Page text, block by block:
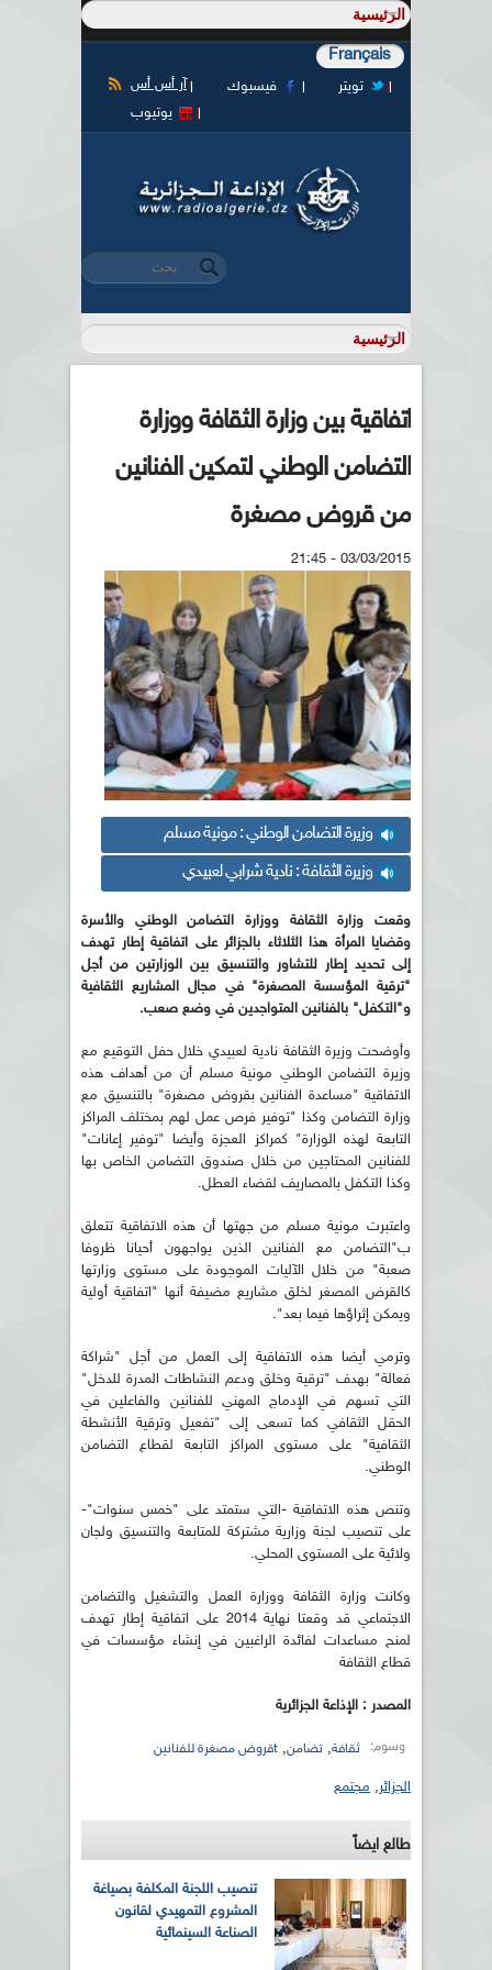
Français
آر أس أس فيسبوك
تويتر
يوتيوب
استمارة البحث
‏بحث ‏
اتفاقية بين وزارة الثقافة ووزارة
التضامن الوطني لتمكين الفنانين
من قروض مصغرة
03/03/2015 - 21:45
وزيرة التضامن الوطني : مونية مسلم
وزيرة الثقافة : نادية شرابي لعبيدي
وقعت وزارة الثقافة ووزارة التضامن الوطني والأسرة
وقضايا المرأة هذا الثلاثاء بالجزائر على اتفاقية إطار تهدف
إلى تحديد إطار للتشاور والتنسيق بين الوزارتين من أجل
"ترقية المؤسسة المصغرة" في مجال المشاريع الثقافية
و"التكفل" بالفنانين المتواجدين في وضع صعب.
وأوضحت وزيرة الثقافة نادية لعبيدي خلال حفل التوقيع مع
وزيرة التضامن الوطني مونية مسلم أن من أهداف هذه
الاتفاقية "مساعدة الفنانين بقروض مصغرة" بالتنسيق مع
وزارة التضامن وكذا "توفير فرص عمل لهم بمختلف المراكز
التابعة لهذه الوزارة" كمراكز العجزة وأيضا "توفير إعانات"
للفنانين المحتاجين من خلال صندوق التضامن الخاص بها
وكذا التكفل بالمصاريف لقضاء العطل.
واعتبرت مونية مسلم من جهتها أن هذه الاتفاقية تتعلق
ب"التضامن مع الفنانين الذين يواجهون أحيانا ظروفا
صعبة" من خلال الآليات الموجودة على مستوى وزارتها
كالقرض المصغر لخلق مشاريع مضيفة أنها "اتفاقية أولية
ويمكن إثراؤها فيما بعد".
وترمي أيضا هذه الاتفاقية إلى العمل من أجل "شراكة
فعالة" بهدف "ترقية وخلق ودعم النشاطات المدرة للدخل"
التي تسهم في الإدماج المهني للفنانين والفاعلين في
الحقل الثقافي كما تسعى إلى "تفعيل وترقية الأنشطة
الثقافية" على مستوى المراكز التابعة لقطاع التضامن
الوطني.
وتنص هذه الاتفاقية -التي ستمتد على "خمس سنوات"-
على تنصيب لجنة وزارية مشتركة للمتابعة والتنسيق ولجان
ولائية على المستوى المحلي.
وكانت وزارة الثقافة ووزارة العمل والتشغيل والتضامن
الاجتماعي قد وقعتا نهاية 2014 على اتفاقية إطار تهدف
لمنح مساعدات لفائدة الراغبين في إنشاء مؤسسات في
قطاع الثقافة
المصدر : الإذاعة الجزائرية
وسوم: ثقافة, تضامن, tقروض مصغرة للفنانين
الجزائر, مجتمع
طالع ايضاً
تنصيب اللجنة المكلفة بصياغة
المشروع التمهيدي لقانون
الصناعة السينمائية